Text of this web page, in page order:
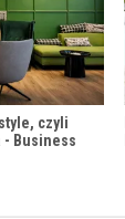
czyli
- Business